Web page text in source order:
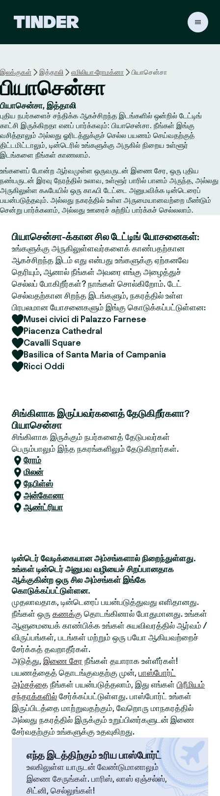
ம்
இலக்குகள் இத்தாலி எமிலியா-ரோமக்னா பியாசென்சா
பியாசென்சா
பியாசென்சா, இத்தாலி
புதிய நபர்களைச் சந்திக்க ஆகச்சிறந்த இடங்களில் ஒன்றில் டேட்டிங்
காட்சி இருக்கிறதா எனப் பார்க்கவும்: பியாசென்சா. நீங்கள் இங்கு
வசித்தாலும் அல்லது ஓரிடத்துக்குச் செல்ல பயணம் செய்வதற்குத்
திட்டமிட்டாலும், டின்டெரில் உங்களுக்கு அருகில் நிறைய உள்ளூர்
இடங்களை நீங்கள் காணலாம்.
உங்களைப் போன்ற ஆர்வமுள்ள ஒருவருடன் இணை சேர, ஒரு புதிய
நண்பருடன் இரவு நேரத்தில் உலாவ, உள்ளூர் பாரில் பானம் அருந்த, அல்லது
அருகிலுள்ள கஃபேயில் ஒரு காஃபி டேட்டை அனுபவிக்க டின்டெரைப்
பயன்படுத்தவும். அல்லது நகரத்தில் உள்ள அருமையானவற்றை மீண்டும்
சென்று பார்க்கலாம், அல்லது ஊரைச் சுற்றிப் பார்க்கச் செல்லலாம்.
பியாசென்சா-க்கான சில டேட்டிங் யோசனைகள்:
உங்களுக்கு அருகிலுள்ளவர்களைக் காண்பதற்கான
ஆகச்சிறந்த இடம் எது என்பது உங்களுக்கு ஏற்கனவே
தெரியும், ஆனால் நீங்கள் அவரை எங்கு அழைத்துச்
செல்லப் போகிறீர்கள்? நாங்கள் சொல்கிறோம். டேட்
செல்வதற்கான சிறந்த இடங்களும், நகரத்தில் உள்ள
பிரபலமான யோசனைகளும் இங்கு கொடுக்கப்பட்டுள்ளன:
Musei civici di Palazzo Farnese
Piacenza Cathedral
Cavalli Square
Basilica of Santa Maria of Campania
Ricci Oddi
சிங்கிளாக இருப்பவர்களைத் தேடுகிறீர்களா?
பியாசென்சா
சிங்கிளாக இருக்கும் நபர்களைத் தேடுபவர்கள்
பெரும்பாலும் இந்த நகரங்களிலும் தேடுகிறார்கள்.
ரோம்
மிலன்
நேபிள்ஸ்
அன்கோனா
ஆண்ட்ரியா
டின்டெர் வேடிக்கையான அம்சங்களால் நிறைந்துள்ளது.
உங்கள் டின்டெர் அனுபவ வழியைச் சிறப்பானதாக
ஆக்குகின்ற ஒரு சில அம்சங்கள் இங்கே
கொடுக்கப்பட்டுள்ளன.
முதலாவதாக, டின்டெரைப் பயன்படுத்துவது எளிதானது.
நீங்கள் ஒரு கணக்கு தொடங்கினால் போதுமானது. உங்கள்
ஆளுமையைக் காண்பிக்க உங்கள் சுயவிவரத்தில் ஆர்வம் /
விருப்பங்கள், படங்கள் மற்றும் ஒரு பயோ ஆகியவற்றைச்
சேர்க்கத் தவறாதீர்கள்.
அடுத்து, இணை சேர நீங்கள் தயாராக உள்ளீர்கள்!
பயணத்தைத் தொடங்குவதற்கு முன், பாஸ்போர்ட்
அம்சத்தை நீங்கள் பயன்படுத்தலாம், இது எங்கள் பிரீமியம்
சந்தாக்களில் சேர்க்கப்பட்டுள்ளது. பாஸ்போர்ட் உங்கள்
இருப்பிடத்தை மாற்றுவதற்கும், வேறொரு மாநகரத்தில்
அல்லது நகரத்தில் இருக்கும் உறுப்பினர்களுடன் இணை
சேர்வதற்கும் உங்களுக்கு உதவுகிறது.
எந்த இடத்திற்கும் உரிய பாஸ்போர்ட்
உலகிலுள்ள யாருடன் வேண்டுமானாலும்
இணை சேருங்கள். பாரிஸ், லாஸ் ஏஞ்சல்ஸ்,
சிட்னி, செல்லுங்கள்!